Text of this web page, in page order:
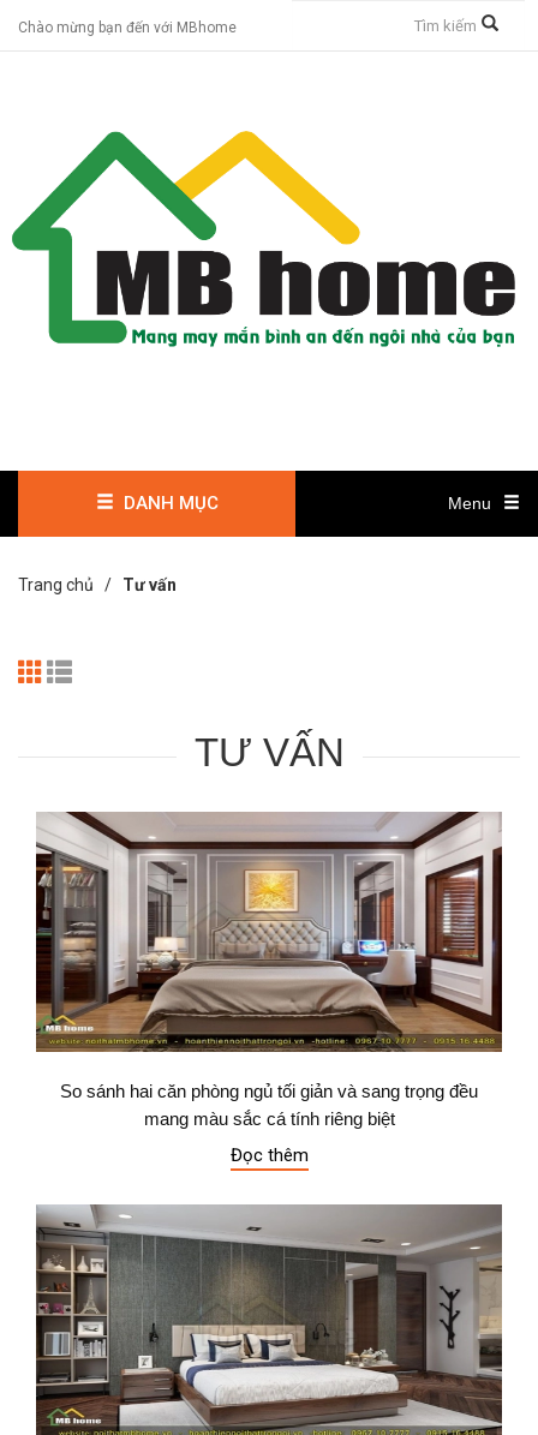
Chào mừng bạn đến với MBhome
DANH MỤC Menu
Trang chủ / Tư vấn
TƯ VẤN
So sánh hai căn phòng ngủ tối giản và sang trọng đều
mang màu sắc cá tính riêng biệt
Đọc thêm